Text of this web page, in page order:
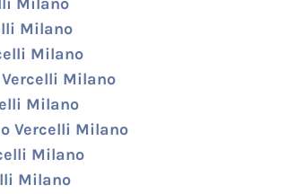
Milano
Milano
Vercelli Milano
Milano
Vercelli Milano
Milano
Milano